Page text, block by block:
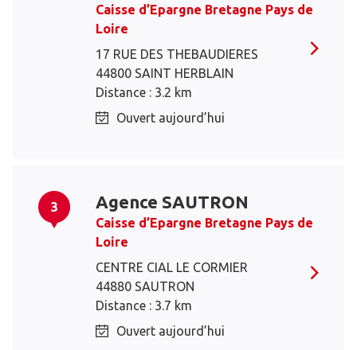
Caisse d’Epargne Bretagne Pays de
Loire
17 RUE DES THEBAUDIERES
44800 SAINT HERBLAIN
Distance : 3.2 km
Ouvert aujourd’hui
3 Agence SAUTRON
Caisse d’Epargne Bretagne Pays de
Loire
CENTRE CIAL LE CORMIER
44880 SAUTRON
Distance : 3.7 km
Ouvert aujourd’hui